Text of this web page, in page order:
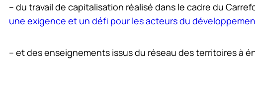
– du travail de capitalisation réalisé dans le cadre du
une exigence et un défi pour les acteurs du
– et des enseignements issus du réseau des territoires à